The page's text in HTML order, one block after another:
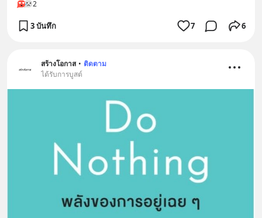
2
3 บันทึก 7 6
สร้างโอกาส • ติดตาม
ได้รับการบูสต์